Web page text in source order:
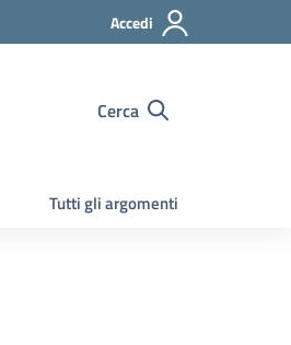
Accedi
Cerca
Tutti gli argomenti